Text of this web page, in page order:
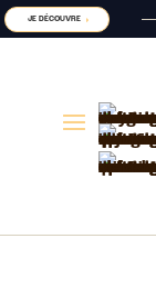
JE DÉCOUVRE